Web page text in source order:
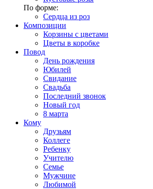
По форме:
Сердца из роз
Композиции
Корзины с цветами
Цветы в коробке
Повод
День рождения
Юбилей
Свидание
Свадьба
Последний звонок
Новый год
8 марта
Кому
Друзьям
Коллеге
Ребенку
Учителю
Семье
Мужчине
Любимой